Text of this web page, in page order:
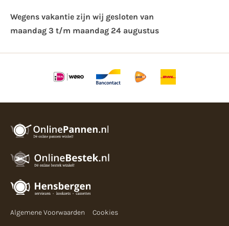
Wegens vakantie zijn wij gesloten van ​
maandag 3 t/m maandag 24 augustus
Algemene Voorwaarden Cookies